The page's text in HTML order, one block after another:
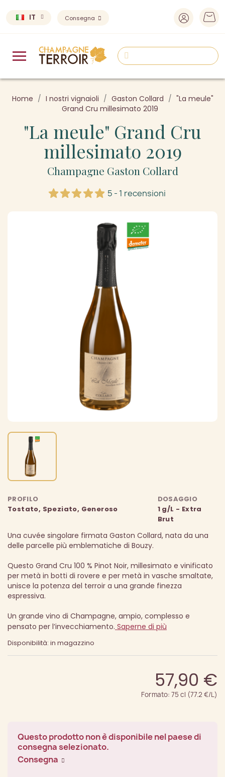
IT Consegna
Home I nostri vignaioli Gaston Collard
"La meule"
Grand Cru millesimato 2019
"La meule" Grand Cru
millesimato 2019
Champagne Gaston Collard
5 - 1 recensioni
PROFILO
Tostato, Speziato, Generoso
DOSAGGIO
1 g/L - Extra
Brut
Una cuvée singolare firmata Gaston Collard, nata da una
delle parcelle più emblematiche di Bouzy.
Questo Grand Cru 100 % Pinot Noir, millesimato e vinificato
per metà in botti di rovere e per metà in vasche smaltate,
unisce la potenza del terroir a una grande finezza
espressiva.
Un grande vino di Champagne, ampio, complesso e
pensato per l’invecchiamento. Saperne di più
Disponibilità: in magazzino
57,90 €
Formato: 75 cl (77.2 €/L)
Questo prodotto non è disponibile nel paese di
consegna selezionato.
Consegna